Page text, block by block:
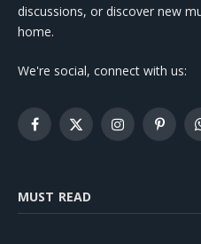
discussions, or discover new
home.
We're social, connect with us:
Facebook
X
Instagram
MUST READ